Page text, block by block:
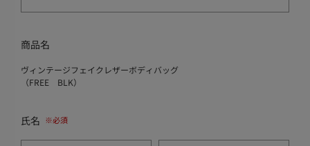
商品名
ヴィンテージフェイクレザーボディバッグ
（FREE BLK）
氏名